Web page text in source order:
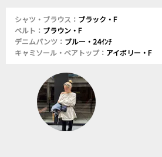
シャツ・ブラウス： ブラック・F
ベルト： ブラウン・F
デニムパンツ： ブルー・24ｲﾝﾁ
キャミソール・ベアトップ： アイボリー・F